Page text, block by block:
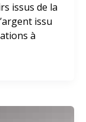
issus de la
issu
à